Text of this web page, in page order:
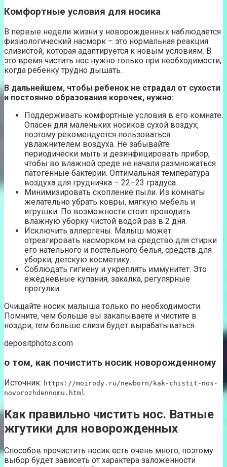
Комфортные условия для носика
В первые недели жизни у новорожденных наблюдается
физиологический насморк – это нормальная реакция
слизистой, которая адаптируется к новым условиям. В
это время чистить нос нужно только при необходимости,
когда ребенку трудно дышать.
В дальнейшем, чтобы ребенок не страдал от сухости
и постоянно образования корочек, нужно:
Поддерживать комфортные условия в его комнате.
Опасен для маленьких носиков сухой воздух,
поэтому рекомендуется пользоваться
увлажнителем воздуха. Не забывайте
периодически мыть и дезинфицировать прибор,
чтобы во влажной среде не начали размножаться
патогенные бактерии. Оптимальная температура
воздуха для грудничка – 22–23 градуса.
Минимизировать скопление пыли. Из комнаты
желательно убрать ковры, мягкую мебель и
игрушки. По возможности стоит проводить
влажную уборку чистой водой раз в 2 дня.
Исключить аллергены. Малыш может
отреагировать насморком на средство для стирки
его нательного и постельного белья, средств для
уборки, детскую косметику.
Соблюдать гигиену и укреплять иммунитет. Это
ежедневные купания, закалка, регулярные
прогулки.
Очищайте носик малыша только по необходимости.
Помните, чем больше вы закапываете и чистите в
ноздри, тем больше слизи будет вырабатываться.
depositphotos.com
о том, как почистить носик новорожденному
Источник: https://moirody.ru/newborn/kak-chistit-nos-
novorozhdennomu.html
Как правильно чистить нос. Ватные
жгутики для новорожденных
Способов прочистить носик есть очень много, поэтому
выбор будет зависеть от характера заложенности